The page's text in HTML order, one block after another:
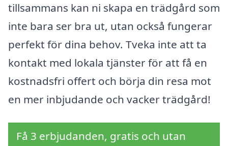
tillsammans kan ni skapa en trädgård som
inte bara ser bra ut, utan också fungerar
perfekt för dina behov. Tveka inte att ta
kontakt med lokala tjänster för att få en
kostnadsfri offert och börja din resa mot
en mer inbjudande och vacker trädgård!
Få 3 erbjudanden, gratis och utan